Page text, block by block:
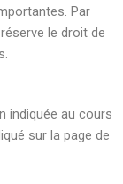
Par
le droit de
indiquée au cours
sur la page de